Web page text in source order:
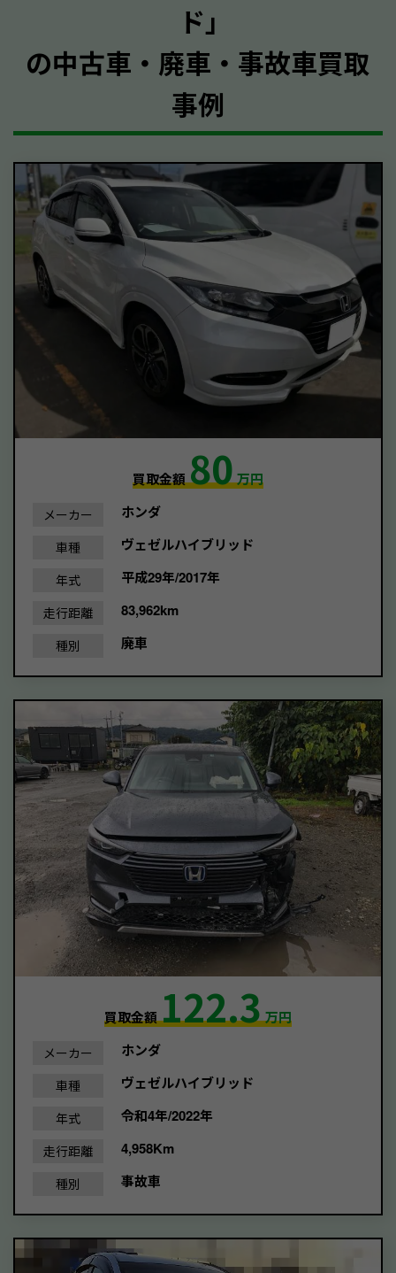
ド｣
の中古車・廃車・事故車買取
事例
買取金額80万円
メーカー ホンダ
車種 ヴェゼルハイブリッド
年式 平成29年/2017年
走行距離 83,962km
種別 廃車
買取金額122.3万円
メーカー ホンダ
車種 ヴェゼルハイブリッド
年式 令和4年/2022年
走行距離 4,958Km
種別 事故車